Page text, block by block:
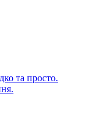
та просто.